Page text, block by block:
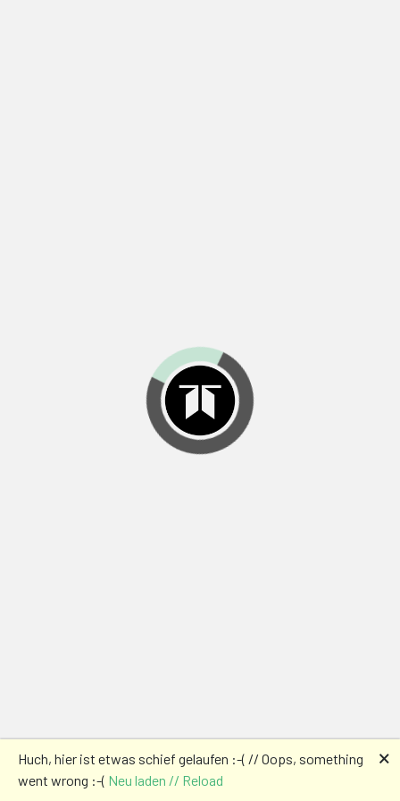
Huch, hier ist etwas schief gelaufen :-( // Oops, something
went wrong :-( Neu laden // Reload
🗙